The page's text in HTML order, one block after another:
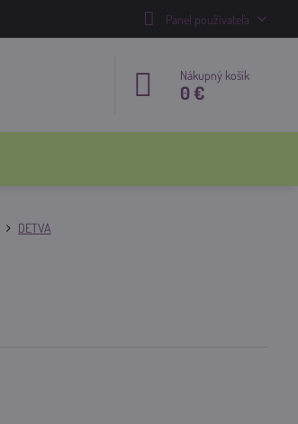
Panel používateľa
Nákupný košík
0 €
DETVA